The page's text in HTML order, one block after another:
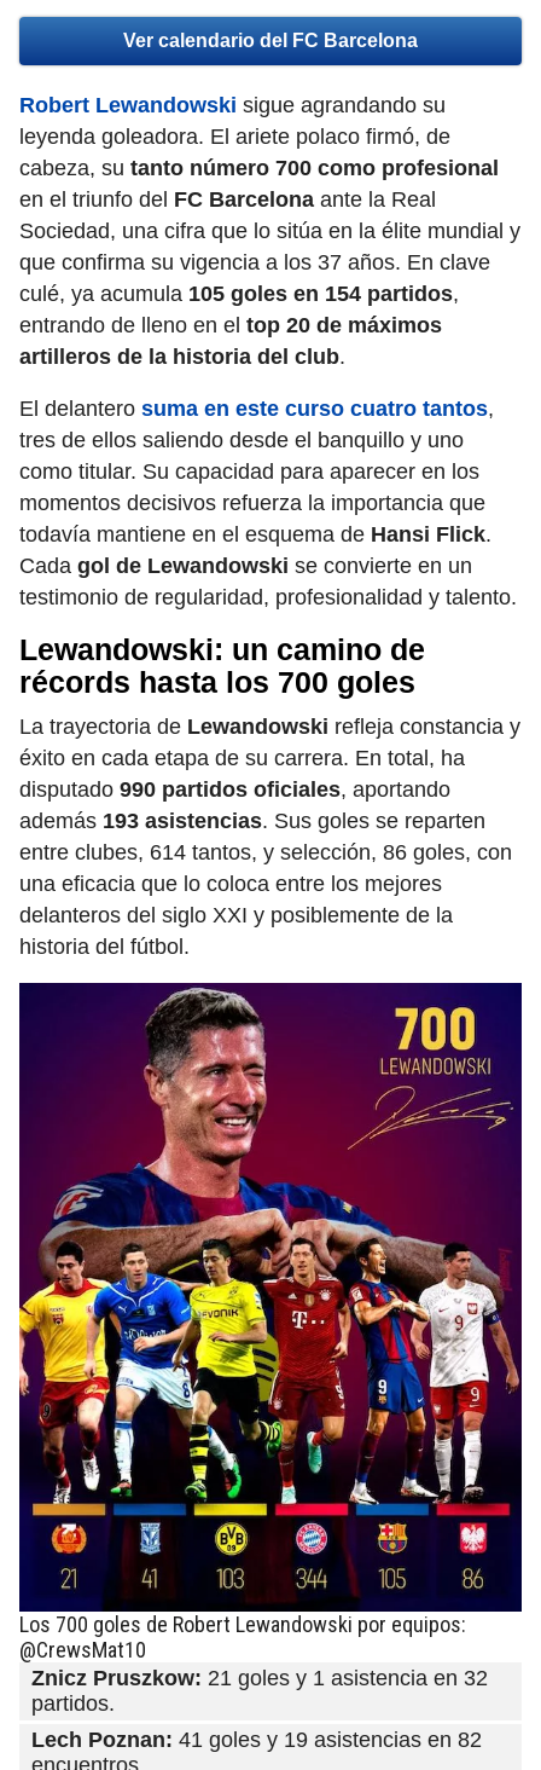
Ver calendario del FC Barcelona
Robert Lewandowski sigue agrandando su
leyenda goleadora. El ariete polaco firmó, de
cabeza, su tanto número 700 como profesional
en el triunfo del FC Barcelona ante la Real
Sociedad, una cifra que lo sitúa en la élite mundial y
que confirma su vigencia a los 37 años. En clave
culé, ya acumula 105 goles en 154 partidos,
entrando de lleno en el top 20 de máximos
artilleros de la historia del club.
El delantero suma en este curso cuatro tantos,
tres de ellos saliendo desde el banquillo y uno
como titular. Su capacidad para aparecer en los
momentos decisivos refuerza la importancia que
todavía mantiene en el esquema de Hansi Flick.
Cada gol de Lewandowski se convierte en un
testimonio de regularidad, profesionalidad y talento.
Lewandowski: un camino de
récords hasta los 700 goles
La trayectoria de Lewandowski refleja constancia y
éxito en cada etapa de su carrera. En total, ha
disputado 990 partidos oficiales, aportando
además 193 asistencias. Sus goles se reparten
entre clubes, 614 tantos, y selección, 86 goles, con
una eficacia que lo coloca entre los mejores
delanteros del siglo XXI y posiblemente de la
historia del fútbol.
Los 700 goles de Robert Lewandowski por equipos:
@CrewsMat10
Znicz Pruszkow: 21 goles y 1 asistencia en 32
partidos.
Lech Poznan: 41 goles y 19 asistencias en 82